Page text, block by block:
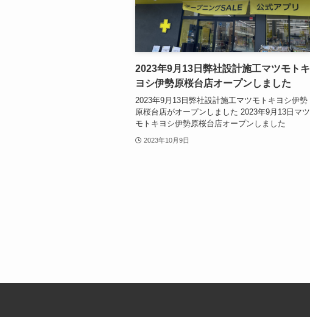
2023年9月13日弊社設計施工マツモトキ
ヨシ伊勢原桜台店オープンしました
2023年9月13日弊社設計施工マツモトキヨシ伊勢
原桜台店がオープンしました 2023年9月13日マツ
モトキヨシ伊勢原桜台店オープンしました
2023年10月9日